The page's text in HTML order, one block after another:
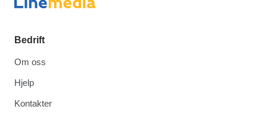
Bedrift
Om oss
Hjelp
Kontakter